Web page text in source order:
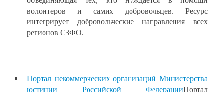
волонтеров и самих добровольцев. Ресурс
интегрирует добровольческие направления всех
регионов СЗФО.
Портал некоммерческих организаций Министерства
юстиции Российской ФедерацииПортал